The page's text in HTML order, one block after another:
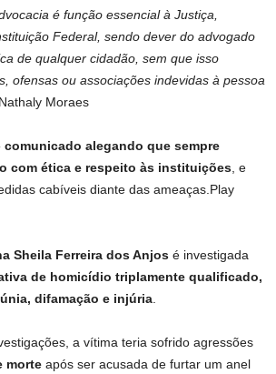
é função essencial à Justiça,
Federal, sendo dever do advogado
de qualquer cidadão, sem que isso
ofensas ou associações indevidas à pessoa
Moraes
comunicado alegando que sempre
com ética e respeito às instituições , e
cabíveis diante das ameaças.Play
Sheila Ferreira dos Anjos é investigada
de homicídio triplamente qualificado,
difamação e injúria
a vítima teria sofrido agressões
morte após ser acusada de furtar um anel